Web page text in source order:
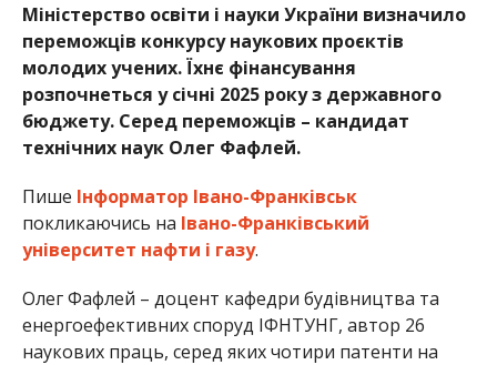
Міністерство освіти і науки України визначило
переможців конкурсу наукових проєктів
молодих учених. Їхнє фінансування
розпочнеться у січні 2025 року з державного
бюджету. Серед переможців – кандидат
технічних наук Олег Фафлей.
Пише Інформатор Івано-Франківськ
покликаючись на Івано-Франківський
університет нафти і газу.
Олег Фафлей – доцент кафедри будівництва та
енергоефективних споруд ІФНТУНГ, автор 26
наукових праць, серед яких чотири патенти на